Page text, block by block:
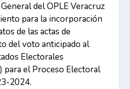
del OPLE Veracruz
para la incorporación
de las actas de
del voto anticipado al
Electorales
para el Proceso Electoral
2024.